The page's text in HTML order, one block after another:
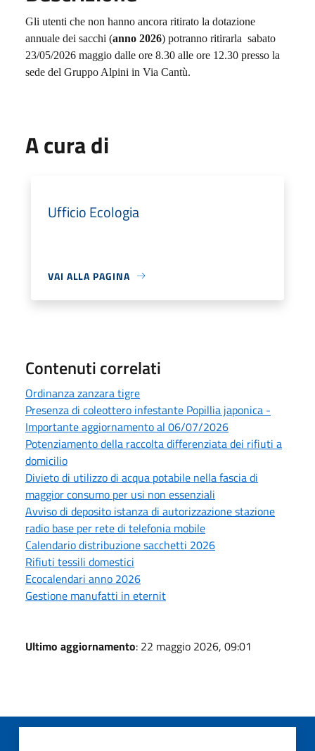
Gli utenti che non hanno ancora ritirato la dotazione
annuale dei sacchi (anno 2026) potranno ritirarla sabato
23/05/2026 maggio dalle ore 8.30 alle ore 12.30 presso la
sede del Gruppo Alpini in Via Cantù.
A cura di
Ufficio Ecologia
VAI ALLA PAGINA
Contenuti correlati
Ordinanza zanzara tigre
Presenza di coleottero infestante Popillia japonica -
Importante aggiornamento al 06/07/2026
Potenziamento della raccolta differenziata dei rifiuti a
domicilio
Divieto di utilizzo di acqua potabile nella fascia di
maggior consumo per usi non essenziali
Avviso di deposito istanza di autorizzazione stazione
radio base per rete di telefonia mobile
Calendario distribuzione sacchetti 2026
Rifiuti tessili domestici
Ecocalendari anno 2026
Gestione manufatti in eternit
Ultimo aggiornamento: 22 maggio 2026, 09:01